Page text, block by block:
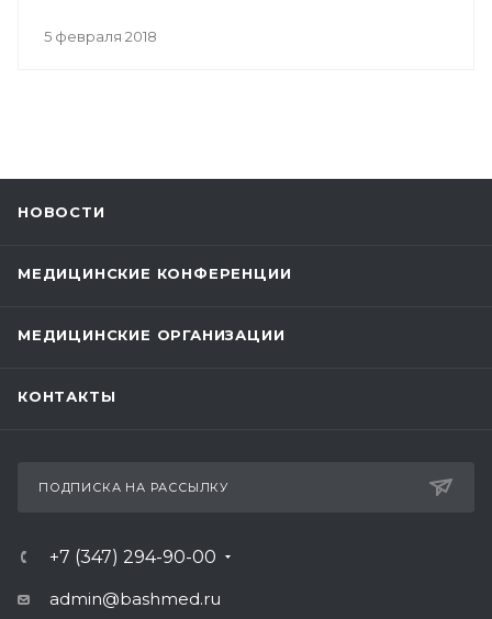
5 февраля 2018
НОВОСТИ
МЕДИЦИНСКИЕ КОНФЕРЕНЦИИ
МЕДИЦИНСКИЕ ОРГАНИЗАЦИИ
КОНТАКТЫ
ПОДПИСКА НА РАССЫЛКУ
+7 (347) 294-90-00
admin@bashmed.ru